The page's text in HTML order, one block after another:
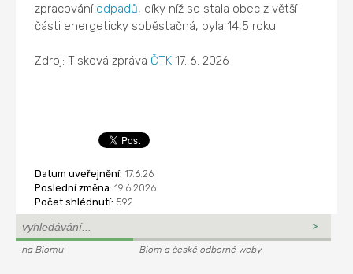
zpracování odpadů, díky níž se stala obec z větší
části energeticky soběstačná, byla 14,5 roku.
Zdroj: Tisková zpráva ČTK 17. 6. 2026
Datum uveřejnění: 17.6.26
Poslední změna: 19.6.2026
Počet shlédnutí: 592
na Biomu Biom a české odborné weby